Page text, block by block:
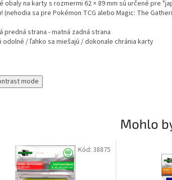
obaly na karty s rozmermi 62 × 89 mm sú určené pre
(nehodia sa pre Pokémon TCG alebo Magic: The
predná strana - matná zadná strana
odolné / ľahko sa miešajú / dokonale chránia karty
mode
Mohlo
Kód: 38875